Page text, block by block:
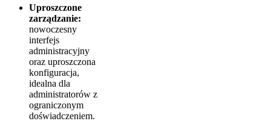
Uproszczone
zarządzanie:
nowoczesny
interfejs
administracyjny
oraz uproszczona
konfiguracja,
idealna dla
administratorów z
ograniczonym
doświadczeniem.